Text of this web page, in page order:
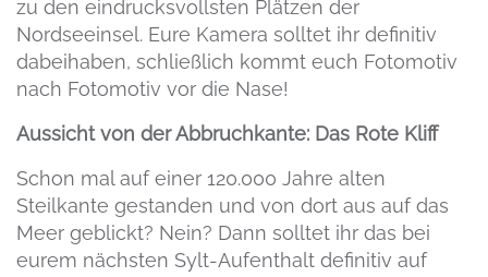
zu den eindrucksvollsten Plätzen der
Nordseeinsel. Eure Kamera solltet ihr definitiv
dabeihaben, schließlich kommt euch Fotomotiv
nach Fotomotiv vor die Nase!
Aussicht von der Abbruchkante: Das Rote Kliff
Schon mal auf einer 120.000 Jahre alten
Steilkante gestanden und von dort aus auf das
Meer geblickt? Nein? Dann solltet ihr das bei
eurem nächsten Sylt-Aufenthalt definitiv auf